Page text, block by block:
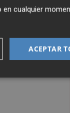
en cualquier
ACEPTAR